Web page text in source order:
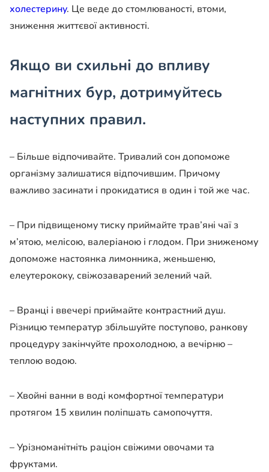
холестерину. Це веде до стомлюваності, втоми,
зниження життєвої активності.
Якщо ви схильні до впливу
магнітних бур, дотримуйтесь
наступних правил.
– Більше відпочивайте. Тривалий сон допоможе
організму залишатися відпочившим. Причому
важливо засинати і прокидатися в один і той же час.
– При підвищеному тиску приймайте трав’яні чаї з
м’ятою, мелісою, валеріаною і глодом. При зниженому
допоможе настоянка лимонника, женьшеню,
елеутерококу, свіжозаварений зелений чай.
– Вранці і ввечері приймайте контрастний душ.
Різницю температур збільшуйте поступово, ранкову
процедуру закінчуйте прохолодною, а вечірню –
теплою водою.
– Хвойні ванни в воді комфортної температури
протягом 15 хвилин поліпшать самопочуття.
– Урізноманітніть раціон свіжими овочами та
фруктами.